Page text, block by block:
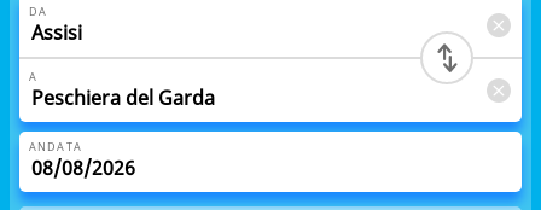
DA
A
ANDATA